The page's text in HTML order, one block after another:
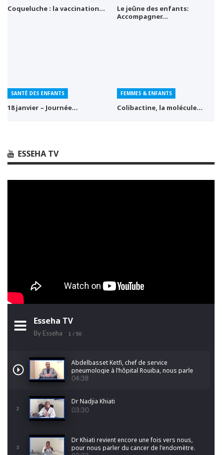
Coqueluche : la vaccination…
Le jeûne des enfants:
Accompagner…
SANTÉ DES ENFANTS
18 janvier – Journée…
FEMMES & ENFANTS
Colibactine, la molécule…
ESSEHA TV
Esseha TV
By Esseha 1 / 50
Abdelbasset Ketfi, chef de service
pneumologie à l’hôpital Rouiba, nous parle
du cancer du poumon
04:38
2
Dr Nadjia Khiati
03:30
3
Dr Khiati revient encore une fois vers nous,
pour nous parler du cancer de l'endomètre.